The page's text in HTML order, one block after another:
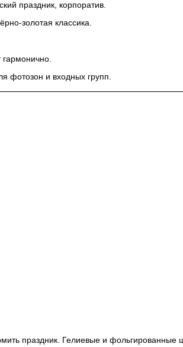
праздник, корпоратив.
золотая классика.
фотозон и входных групп.
праздник. Гелиевые и фольгированные